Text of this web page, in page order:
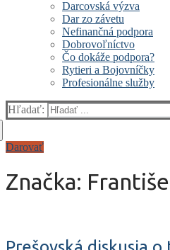
Darcovská výzva
Dar zo závetu
Nefinančná podpora
Dobrovoľníctvo
Čo dokáže podpora?
Rytieri a Bojovníčky
Profesionálne služby
Hľadať:
Darovať
Značka: